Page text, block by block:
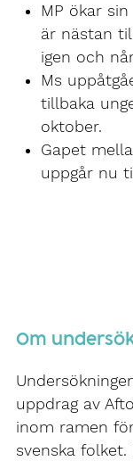
MP ökar
är nästan
igen och
Ms
tillbaka
oktober.
Gapet
uppgår nu
Om
uppdrag av
inom ramen
svenska